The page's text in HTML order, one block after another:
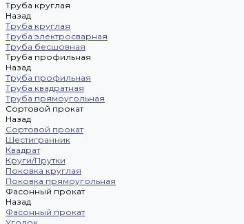
Труба круглая
Назад
Труба круглая
Труба электросварная
Труба бесшовная
Труба профильная
Назад
Труба профильная
Труба квадратная
Труба прямоугольная
Сортовой прокат
Назад
Сортовой прокат
Шестигранник
Квадрат
Круги/Прутки
Поковка круглая
Поковка прямоугольная
Фасонный прокат
Назад
Фасонный прокат